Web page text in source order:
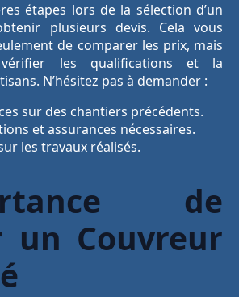
étapes lors de la sélection d’un
plusieurs devis. Cela vous
de comparer les prix, mais
les qualifications et la
N’hésitez pas à demander :
sur des chantiers précédents.
et assurances nécessaires.
les travaux réalisés.
de
un Couvreur